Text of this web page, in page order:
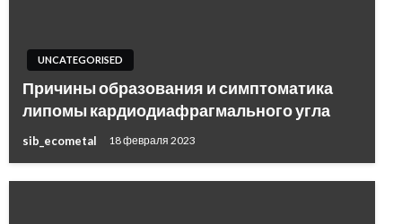
UNCATEGORISED
Причины образования и симптоматика
липомы кардиодиафрагмального угла
sib_ecometal 18 февраля 2023